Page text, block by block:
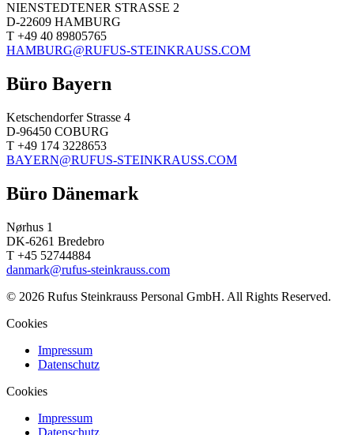
NIENSTEDTENER STRASSE 2
D-22609 HAMBURG
T +49 40 89805765
HAMBURG@RUFUS-STEINKRAUSS.COM
Büro Bayern
Ketschendorfer Strasse 4
D-96450 COBURG
T +49 174 3228653
BAYERN@RUFUS-STEINKRAUSS.COM
Büro Dänemark
Nørhus 1
DK-6261 Bredebro
T +45 52744884
danmark@rufus-steinkrauss.com
© 2026 Rufus Steinkrauss Personal GmbH. All Rights Reserved.
Cookies
Impressum
Datenschutz
Cookies
Impressum
Datenschutz